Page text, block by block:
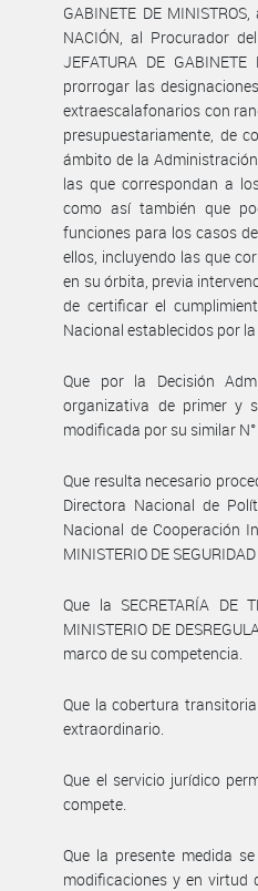
GABINETE DE
NACIÓN, al Procurador
JEFATURA DE
prorrogar las
extraescalafonarios con
presupuestariamente, de
ámbito de la
las que correspondan a
como así también que
funciones para los casos
ellos, incluyendo las que
en su órbita, previa
de certificar el
Nacional establecidos por
Que por la Decisión
organizativa de primer y
modificada por su similar
Que resulta necesario
Directora Nacional de
Nacional de Cooperación
MINISTERIO DE
Que la SECRETARÍA DE
MINISTERIO DE
marco de su competencia.
Que la cobertura
extraordinario.
Que el servicio jurídico
compete.
Que la presente medida
modificaciones y en virtud